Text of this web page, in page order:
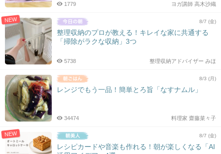
ヨガ講師 高木沙織
1779
NEW 8/7 (金)
整理収納のプロが教える！キレイな家に共通する
「掃除がラクな収納」3つ
整理収納アドバイザー みほ
5738
8/3 (月)
レンジでもう一品！簡単とろ旨「なすナムル」
料理家 齋藤菜々子
34474
NEW 8/7 (金)
レシピカードや音楽も作れる！朝が楽しくなる「AI